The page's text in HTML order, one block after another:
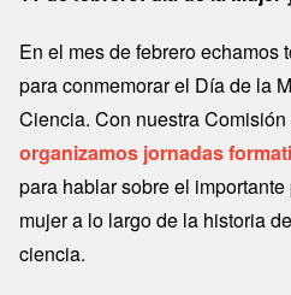
En el mes de febrero echamos
para conmemorar el Día de la
Ciencia. Con nuestra
organizamos jornadas
para hablar sobre el
mujer a lo largo de la historia
ciencia.